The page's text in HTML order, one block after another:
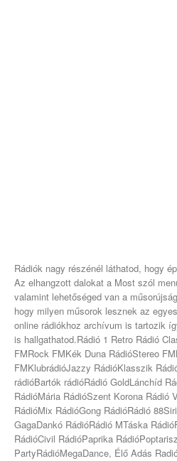
Rádiók nagy részénél láthatod, hogy
Az elhangzott dalokat a Most szól
valamint lehetőséged van a
hogy milyen műsorok lesznek az
online rádiókhoz archívum is tartozik
is hallgathatod.Rádió 1 Retro Rádió
FMRock FMKék Duna RádióStereo
FMKlubrádióJazzy RádióKlasszik
rádióBartók rádióRádió GoldLánchíd
RádióMária RádióSzent Korona Rádió
RádióMix RádióGong RádióRádió
GagaDankó RádióRádió MTáska
RádióCivil RádióPaprika
PartyRádióMegaDance, Élő Adás